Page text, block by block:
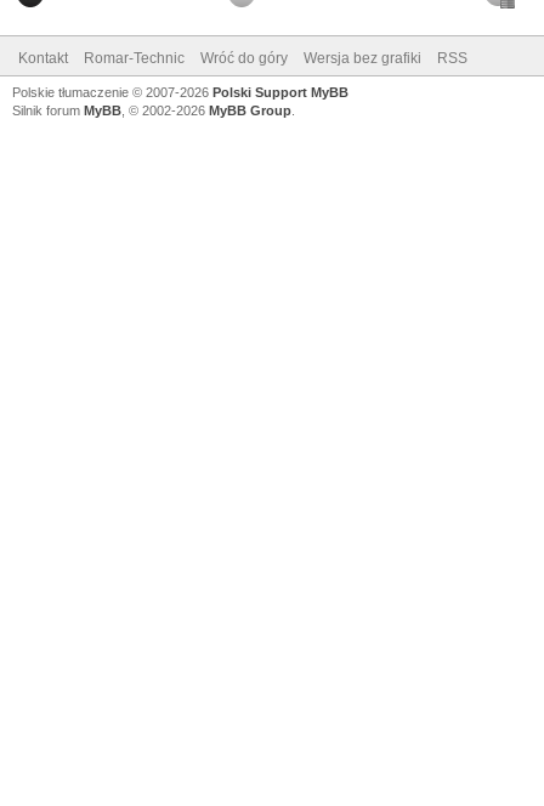
Kontakt Romar-Technic Wróć do góry Wersja bez grafiki RSS
Polskie tłumaczenie © 2007-2026 Polski Support MyBB
Silnik forum MyBB , © 2002-2026 MyBB Group